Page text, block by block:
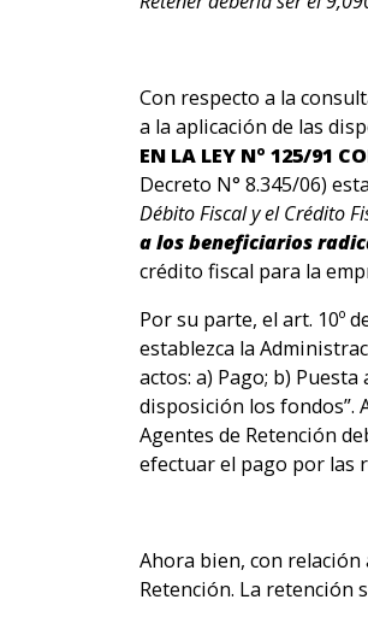
Con respecto a la
a la aplicación de las
EN LA LEY Nº 125/91
Decreto N° 8.345/06)
Débito Fiscal y el Crédito
a los beneficiarios
crédito fiscal para la
Por su parte, el art. 10º
establezca la
actos: a) Pago; b)
disposición los fondos”.
Agentes de Retención
efectuar el pago por las
Ahora bien, con relación
Retención. La retención